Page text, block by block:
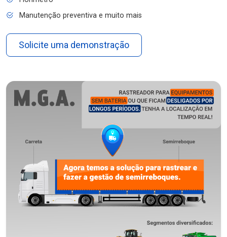
Manutenção preventiva e muito mais
Solicite uma demonstração